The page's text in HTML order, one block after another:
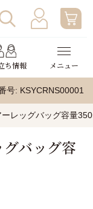
ち情報 メニュー
ログイン
会員登録
使い方
請
号 KSYCRNS00001
レッグバッグ容量
バッグ容